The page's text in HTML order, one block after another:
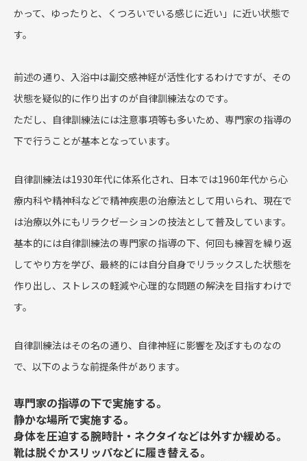
かって、ゆったりと、くつろいでいる感じに近い」に近い状態で
す。
前述の通り、入浴中は副交感神経が活性化するわけですが、その
状態を疑似的に作り出すのが自律訓練法なのです。
ただし、自律訓練法には注意事項等も多いため、専門家の指導の
下で行うことが基本となっています。
自律訓練法は1930年代に体系化され、日本では1960年代から心
療内科や精神科などで精神疾患の治療法として用いられ、現在で
は治療以外にもリラクゼーションの技法として普及しています。
基本的には自律訓練法の専門家の指導の下、何回も練習を繰り返
してやり方を学び、最終的には自分自身でリラックスした状態を
作り出し、ストレスの軽減や心理的な問題の解決を目指すわけで
す。
自律訓練法はその名の通り、自律神経に影響を及ぼすものなの
で、以下のような前提条件があります。
専門家の指導の下で実施する。
静かな場所で実施する。
身体を圧迫する腕時計・ネクタイなどは外すか緩める。
靴は脱ぐかスリッパなどに履き替える。